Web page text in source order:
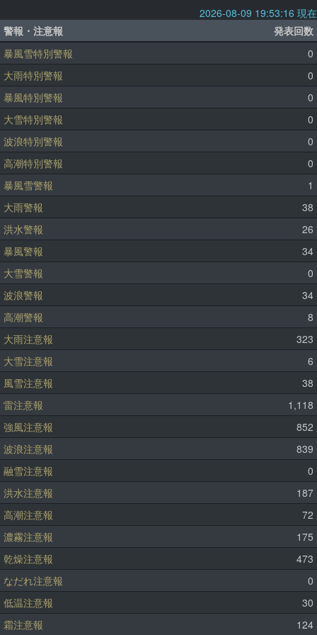
2026-08-09 19:53:16 現在
警報・注意報
発表回数
暴風雪特別警報
0
大雨特別警報
0
暴風特別警報
0
大雪特別警報
0
波浪特別警報
0
高潮特別警報
0
暴風雪警報
1
大雨警報
38
洪水警報
26
暴風警報
34
大雪警報
0
波浪警報
34
高潮警報
8
大雨注意報
323
大雪注意報
6
風雪注意報
38
雷注意報
1,118
強風注意報
852
波浪注意報
839
融雪注意報
0
洪水注意報
187
高潮注意報
72
濃霧注意報
175
乾燥注意報
473
なだれ注意報
0
低温注意報
30
霜注意報
124